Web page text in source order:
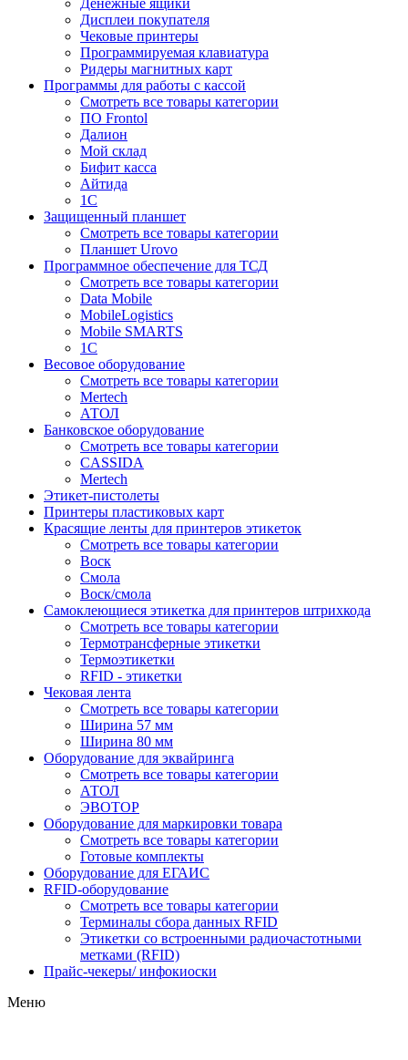
Денежные ящики
Дисплеи покупателя
Чековые принтеры
Программируемая клавиатура
Ридеры магнитных карт
Программы для работы с кассой
Смотреть все товары категории
ПО Frontol
Далион
Мой склад
Бифит касса
Айтида
1С
Защищенный планшет
Смотреть все товары категории
Планшет Urovo
Программное обеспечение для ТСД
Смотреть все товары категории
Data Mobile
MobileLogistics
Mobile SMARTS
1С
Весовое оборудование
Смотреть все товары категории
Mertech
АТОЛ
Банковское оборудование
Смотреть все товары категории
CASSIDA
Mertech
Этикет-пистолеты
Принтеры пластиковых карт
Красящие ленты для принтеров этикеток
Смотреть все товары категории
Воск
Смола
Воск/смола
Самоклеющиеся этикетка для принтеров штрихкода
Смотреть все товары категории
Термотрансферные этикетки
Термоэтикетки
RFID - этикетки
Чековая лента
Смотреть все товары категории
Ширина 57 мм
Ширина 80 мм
Оборудование для эквайринга
Смотреть все товары категории
АТОЛ
ЭВОТОР
Оборудование для маркировки товара
Смотреть все товары категории
Готовые комплекты
Оборудование для ЕГАИС
RFID-оборудование
Смотреть все товары категории
Терминалы сбора данных RFID
Этикетки со встроенными радиочастотными
метками (RFID)
Прайс-чекеры/ инфокиоски
Меню